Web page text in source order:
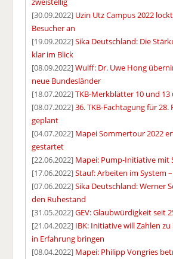
[30.09.2022] Uzin Utz Campus 2022
Besucher an
[19.09.2022]Sika Deutschland: Die
klar im Blick
[08.09.2022]Wulff: Dr. Uwe Hong
neue Bundesländer
[18.07.2022]TKB-Merkblätter 10 und
[08.07.2022]36. TKB-Fachtagung für 28.
geplant
[04.07.2022] Mapei Sommertour 2022
gestartet
[22.06.2022] Mapei: Pump-Initiative mit
[17.06.2022]Stauf: Arbeiten im System
[07.06.2022]Sika Deutschland: Werner
den Ruhestand
[31.05.2022]GEV: Glaubwürdigkeit seit
[21.04.2022] IBK: Initiative will Zahlen zu
in Erfahrung bringen
[08.04.2022] Mapei: Philipp Vongries